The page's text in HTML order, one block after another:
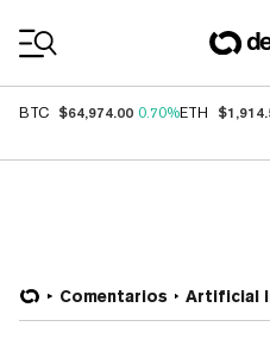
BTC $64,974.00 0.70%ETH
Comentarios Artificial